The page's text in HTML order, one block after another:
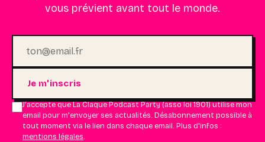
vous prévient avant tout le monde.
Je m'inscris
J'accepte que La Claque Podcast Party (asso loi 1901) utilise mon
email pour m'envoyer ses actualités. Désabonnement possible à
tout moment via le lien dans chaque email. Plus d'infos :
mentions légales.